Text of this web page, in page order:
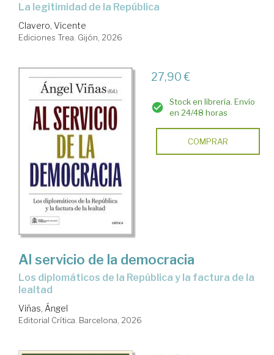
La legitimidad de la República
Clavero, Vicente
Ediciones Trea. Gijón, 2026
27,90 €
Stock en librería. Envío
en 24/48 horas
COMPRAR
Al servicio de la democracia
Los diplomáticos de la República y la factura de la
lealtad
Viñas, Ángel
Editorial Crítica. Barcelona, 2026